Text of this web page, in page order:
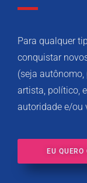
Para qualquer
conquistar
(seja
artista, político,
autoridade e/ou
EU